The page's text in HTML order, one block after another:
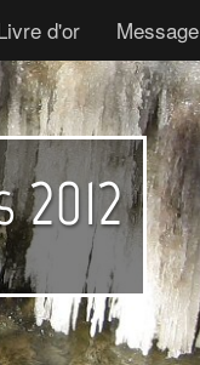
d'or Message
2012